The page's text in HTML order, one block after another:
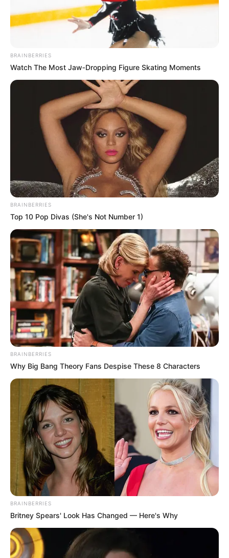
11. “Ez a srác nagyon szereti az Adidas Gazelle cipőjét.”
12. “Az unokatestvérem ápolónő. Ezt kapta karácsonyra, és
imádta.”
13. “A barátom újságpapír nyomtatást talált a csirkéjében.”
14. “Néhai nagymamám fotóit nézegettem, amikor ezt találtam.”